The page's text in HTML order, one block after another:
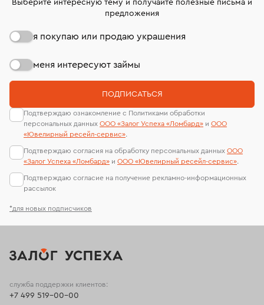
*для новых подписчиков
Выберите интересную тему и получайте полезные письма и
предложения
я покупаю или продаю украшения
меня интересуют займы
ПОДПИСАТЬСЯ
Подтверждаю ознакомление с Политиками обработки
персональных данных ООО «Залог Успеха «Ломбард» и ООО
«Ювелирный ресейл-сервиc».
Подтверждаю согласия на обработку персональных данных ООО
«Залог Успеха «Ломбард» и ООО «Ювелирный ресейл-сервиc».
Подтверждаю согласие на получение рекламно-информационных
рассылок
служба поддержки клиентов:
+7 499 519-00-00